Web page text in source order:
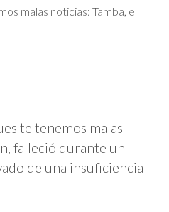
malas noticias: Tamba, el
te tenemos malas
falleció durante un
de una insuficiencia